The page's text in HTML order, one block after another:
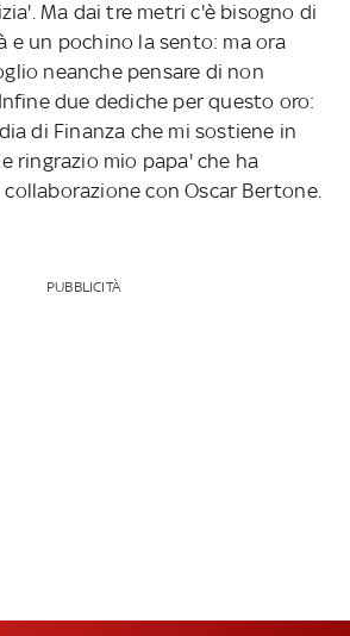
Ma dai tre metri c'è bisogno di
e un pochino la sento: ma ora
neanche pensare di non
due dediche per questo oro:
di Finanza che mi sostiene in
ringrazio mio papa' che ha
con Oscar Bertone.
PUBBLICITÀ